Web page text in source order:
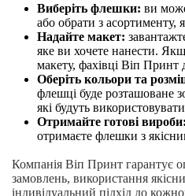
Виберіть флешки: ви
або обрати з асортименту,
Надайте макет:
яке ви хочете нанести.
макету, фахівці Віп
Оберіть кольори та
флешці буде розташоване
які будуть
Отримайте готові вироби:
отримаєте флешки з
Компанія Віп Принт гарантує
замовлень, використання
індивідуальний підхід до